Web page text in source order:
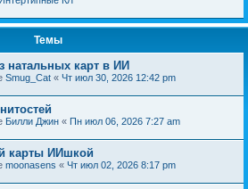
Темы
натальных карт в ИИ
Smug_Cat « Чт июл 30, 2026 12:42 pm
Билли Джин « Пн июл 06, 2026 7:27 am
карты ИИшкой
moonasens « Чт июл 02, 2026 8:17 pm